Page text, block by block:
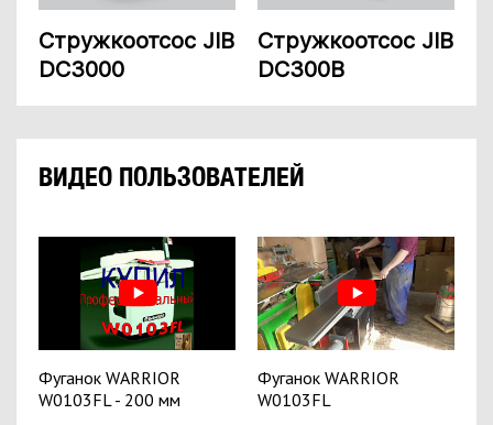
Стружкоотсос JIB
DC3000
Стружкоотсос JIB
DC300B
ВИДЕО ПОЛЬЗОВАТЕЛЕЙ
Фуганок WARRIOR
W0103FL - 200 мм
Фуганок WARRIOR
W0103FL